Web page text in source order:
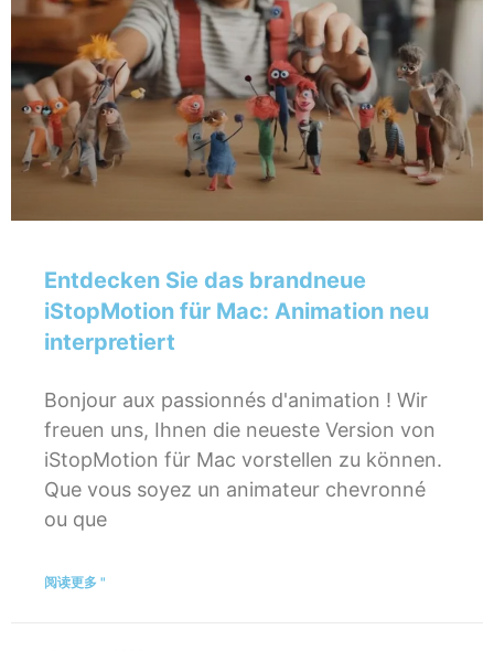
Entdecken Sie das brandneue
iStopMotion für Mac: Animation neu
interpretiert
Bonjour aux passionnés d'animation ! Wir
freuen uns, Ihnen die neueste Version von
iStopMotion für Mac vorstellen zu können.
Que vous soyez un animateur chevronné
ou que
阅读更多 "